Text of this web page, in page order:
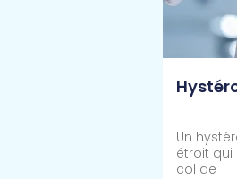
Un
étroit qui
col de